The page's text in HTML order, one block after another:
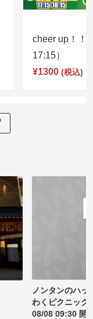
cheer up！
17:15）
¥1300 (税込)
ノンタンのハッ
わくピクニック
08/08 09:30 開